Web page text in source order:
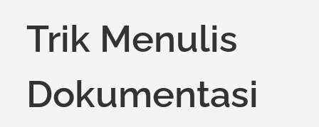
Trik Menulis
Dokumentasi